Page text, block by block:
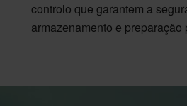
controlo que garantem a
armazenamento e preparação